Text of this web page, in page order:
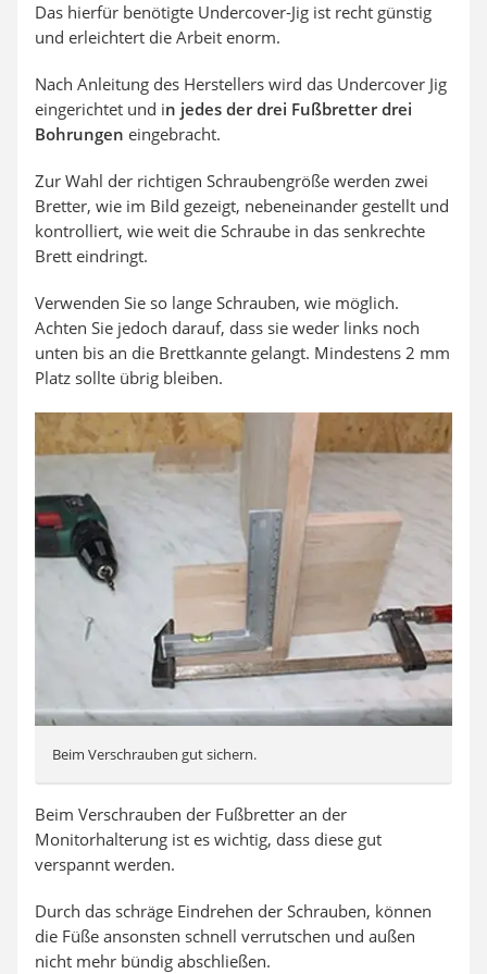
Das hierfür benötigte Undercover-Jig ist recht günstig
und erleichtert die Arbeit enorm.
Nach Anleitung des Herstellers wird das Undercover Jig
eingerichtet und in jedes der drei Fußbretter drei
Bohrungen eingebracht.
Zur Wahl der richtigen Schraubengröße werden zwei
Bretter, wie im Bild gezeigt, nebeneinander gestellt und
kontrolliert, wie weit die Schraube in das senkrechte
Brett eindringt.
Verwenden Sie so lange Schrauben, wie möglich.
Achten Sie jedoch darauf, dass sie weder links noch
unten bis an die Brettkannte gelangt. Mindestens 2 mm
Platz sollte übrig bleiben.
Beim Verschrauben gut sichern.
Beim Verschrauben der Fußbretter an der
Monitorhalterung ist es wichtig, dass diese gut
verspannt werden.
Durch das schräge Eindrehen der Schrauben, können
die Füße ansonsten schnell verrutschen und außen
nicht mehr bündig abschließen.